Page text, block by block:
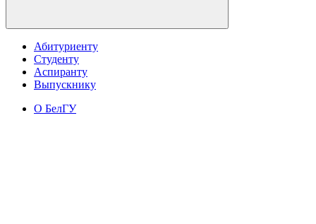
Абитуриенту
Студенту
Аспиранту
Выпускнику
О БелГУ